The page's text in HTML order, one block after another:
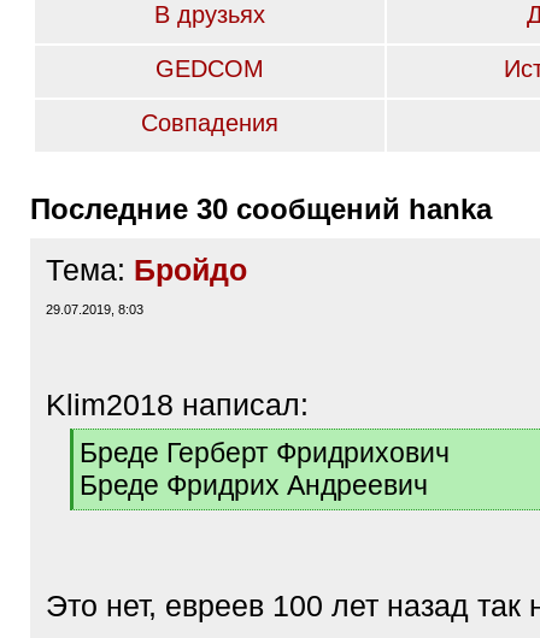
В друзьях
GEDCOM
Совпадения
Последние 30 сообщений hanka
Тема: Бройдо
29.07.2019, 8:03
Klim2018 написал:
[
q
Бреде Герберт Фридрихович
Бреде Фридрих Андреевич
[
Это нет, евреев 100 лет назад так